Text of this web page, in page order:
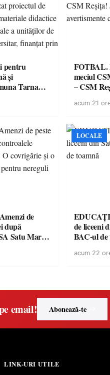
pentru
și
Tarna
materiale
prin
FOTBAL.
meciul
– CSM
suporteri
acum 21
de
după
Satu Mare!
nereguli
LOCALE
de liceeni
BAC-ul
acum 22
email! Abonează-te
LINK-URI UTILE